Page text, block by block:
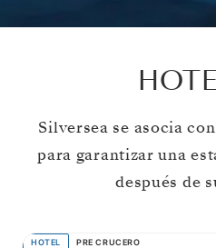
Silversea se asocia
para garantizar una
después de
HOTEL PRE CRUCERO